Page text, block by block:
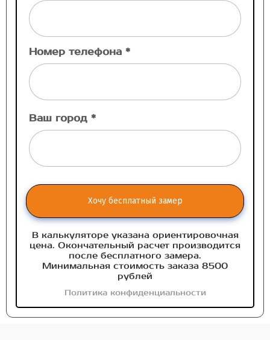
Номер телефона *
Ваш город *
Хочу бесплатный замер
В калькуляторе указана ориентировочная
цена. Окончательный расчет производится
после бесплатного замера.
Минимальная стоимость заказа 8500
рублей
Политика конфиденциальности